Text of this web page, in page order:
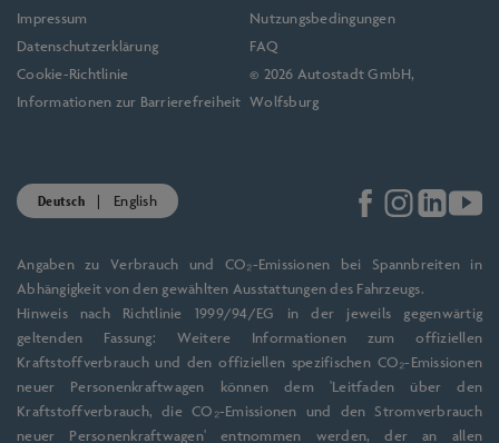
Impressum
Datenschutzerklärung
Cookie-Richtlinie
Informationen zur Barrierefreiheit
Nutzungsbedingungen
FAQ
© 2026 Autostadt GmbH,
Wolfsburg
Deutsch English
Angaben zu Verbrauch und CO₂-Emissionen bei Spannbreiten in
Abhängigkeit von den gewählten Ausstattungen des Fahrzeugs.
Hinweis nach Richtlinie 1999/94/EG in der jeweils gegenwärtig
geltenden Fassung: Weitere Informationen zum offiziellen
Kraftstoffverbrauch und den offiziellen spezifischen CO₂-Emissionen
neuer Personenkraftwagen können dem 'Leitfaden über den
Kraftstoffverbrauch, die CO₂-Emissionen und den Stromverbrauch
neuer Personenkraftwagen' entnommen werden, der an allen